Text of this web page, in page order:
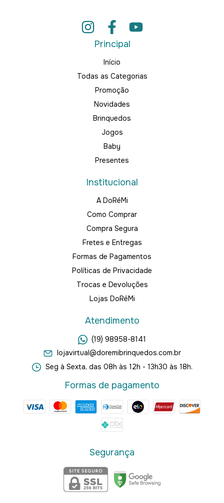
Principal
Início
Todas as Categorias
Promoção
Novidades
Brinquedos
Jogos
Baby
Presentes
Institucional
A DoRéMi
Como Comprar
Compra Segura
Fretes e Entregas
Formas de Pagamentos
Políticas de Privacidade
Trocas e Devoluções
Lojas DoRéMi
Atendimento
(19) 98958-8141
lojavirtual@doremibrinquedos.com.br
Seg à Sexta, das 08h às 12h - 13h30 às 18h.
Formas de pagamento
Segurança